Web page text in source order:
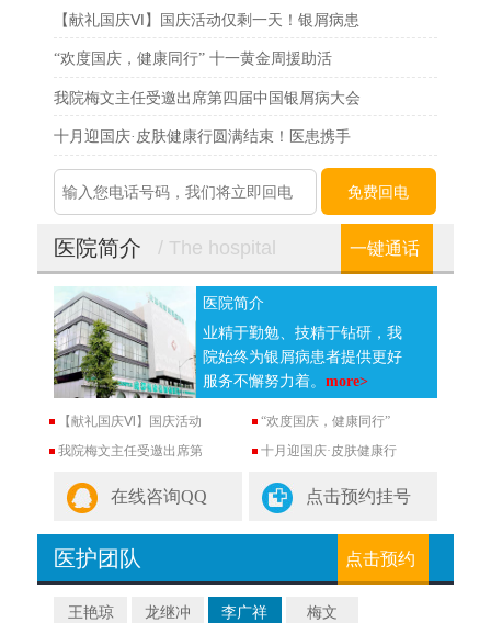
【献礼国庆Ⅵ】国庆活动仅剩一天！银屑病患
“欢度国庆，健康同行” 十一黄金周援助活
我院梅文主任受邀出席第四届中国银屑病大会
十月迎国庆·皮肤健康行圆满结束！医患携手
医院简介 / The hospital 一键通话
医院简介
业精于勤勉、技精于钻研，我
院始终为银屑病患者提供更好
服务不懈努力着。more>
【献礼国庆Ⅵ】国庆活动
“欢度国庆，健康同行”
我院梅文主任受邀出席第
十月迎国庆·皮肤健康行
在线咨询QQ 点击预约挂号
医护团队 点击预约
王艳琼 龙继冲 李广祥 梅文